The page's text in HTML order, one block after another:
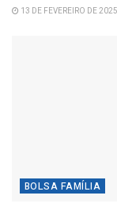
13 DE FEVEREIRO DE
BOLSA FAMÍLIA